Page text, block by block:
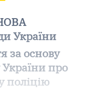
України
за основу
про
поліцію